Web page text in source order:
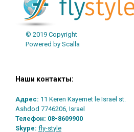
© 2019 Copyright
Powered by Scalla
Наши контакты:
Адрес: 11 Keren Kayemet le Israel st.
Ashdod 7746206, Israel
Телефон: 08-8609900
Skype: fly-style